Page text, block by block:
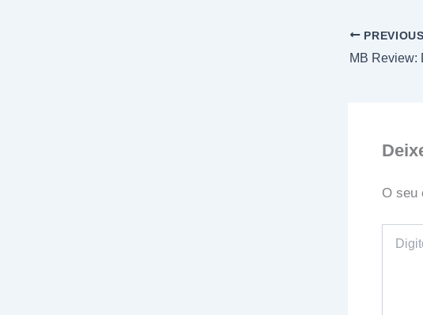
PREVIOUS
MB Review:
O seu
aqui...